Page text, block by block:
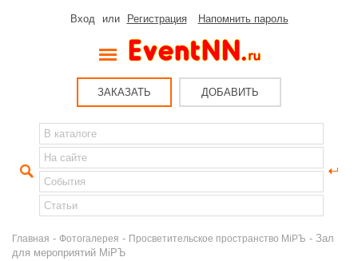
Вход или Регистрация Напомнить пароль
ЗАКАЗАТЬ ДОБАВИТЬ
Главная - Фотогалерея - Просветительское пространство MiРЪ - Зал
для мероприятий MiРЪ